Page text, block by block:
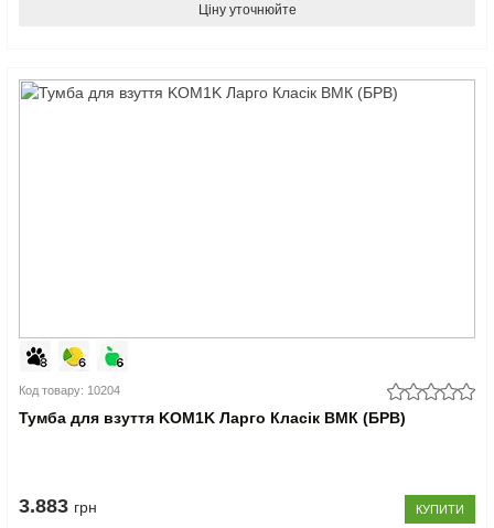
Ціну уточнюйте
Код товару: 10204
Тумба для взуття KOM1K Ларго Класік ВМК (БРВ)
3.883 грн КУПИТИ